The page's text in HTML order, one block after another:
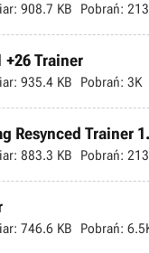
908.7 KB Pobrań: 213
+26 Trainer
935.4 KB Pobrań: 3K
Resynced Trainer
883.3 KB Pobrań: 213
746.6 KB Pobrań: